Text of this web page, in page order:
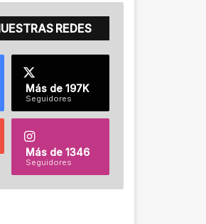
REDES
Más de 197K
Seguidores
Más de 1346
Seguidores